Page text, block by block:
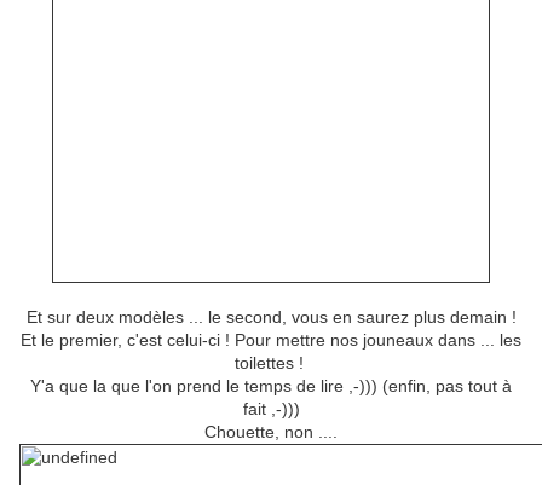
Et sur deux modèles ... le second, vous en saurez plus demain !
Et le premier, c'est celui-ci ! Pour mettre nos jouneaux dans ... les
toilettes !
Y'a que la que l'on prend le temps de lire ,-))) (enfin, pas tout à
fait ,-)))
Chouette, non ....